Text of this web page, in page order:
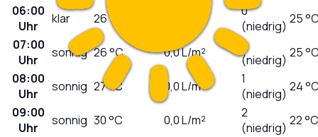
06:00
Uhr
klar 26°C
0
(niedrig) 25
07:00
Uhr
sonnig 26°C 0,0L/m²
0
(niedrig) 25
08:00
Uhr
sonnig 27°C 0,0L/m²
1
(niedrig) 24
09:00
Uhr
sonnig 30°C 0,0L/m²
2
(niedrig) 22 °C